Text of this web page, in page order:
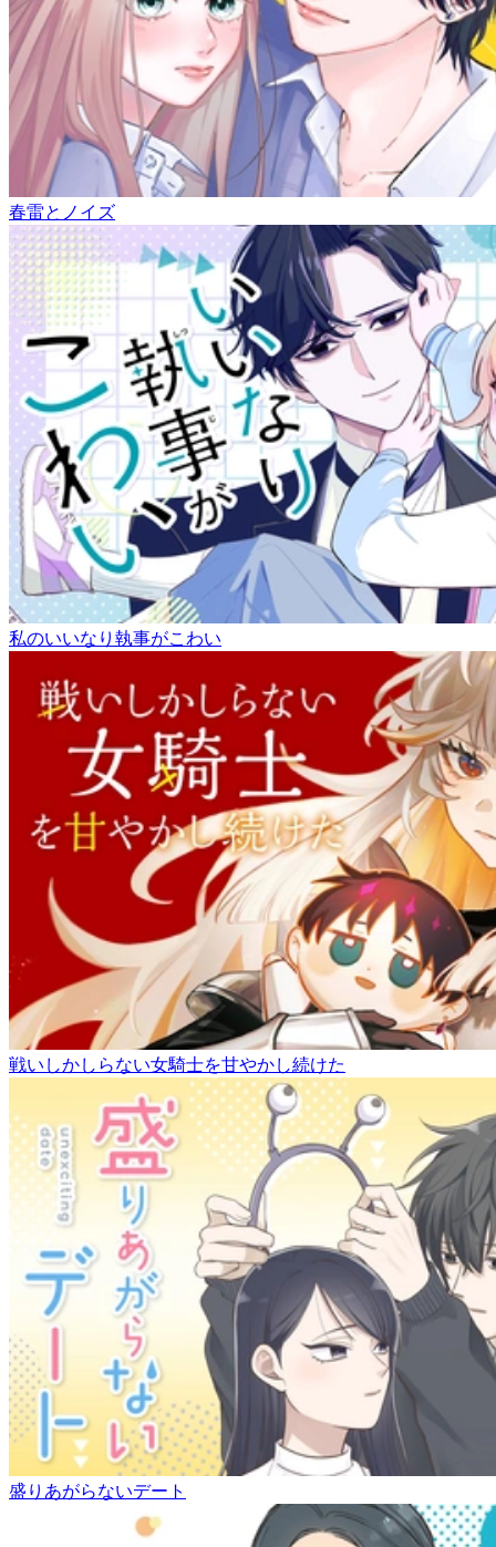
春雷とノイズ
私のいいなり執事がこわい
戦いしかしらない女騎士を甘やかし続けた
盛りあがらないデート